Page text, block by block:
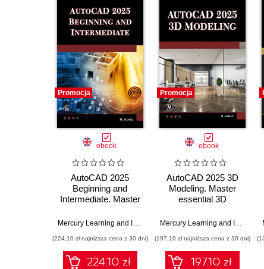
Promocja
ebook
AutoCAD 2025
Beginning and
Intermediate. Master
techniques with
,Munir Hamad
(224,10 zł najniższa cena z 30 dni)
224.10 zł
Promocja
ebook
AutoCAD 2025 3D
Modeling. Master
essential 3D
with AutoCAD 2025
(197,10 zł najniższa cena z 30 dni)
197.10 zł